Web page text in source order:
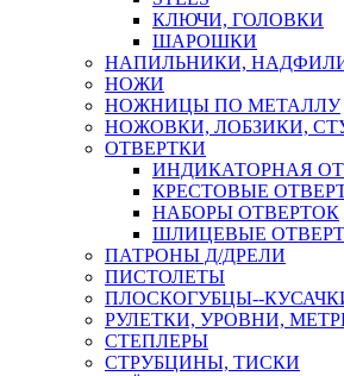
КЛЮЧИ, ГОЛОВКИ
ШАРОШКИ
НАПИЛЬНИКИ,
НОЖИ
НОЖНИЦЫ ПО МЕТАЛЛУ
НОЖОВКИ, ЛОБЗИКИ,
ОТВЕРТКИ
ИНДИКАТОРНАЯ
КРЕСТОВЫЕ
НАБОРЫ ОТВЕРТОК
ШЛИЦЕВЫЕ
ПАТРОНЫ Д/ДРЕЛИ
ПИСТОЛЕТЫ
ПЛОСКОГУБЦЫ--
РУЛЕТКИ, УРОВНИ,
СТЕПЛЕРЫ
СТРУБЦИНЫ, ТИСКИ